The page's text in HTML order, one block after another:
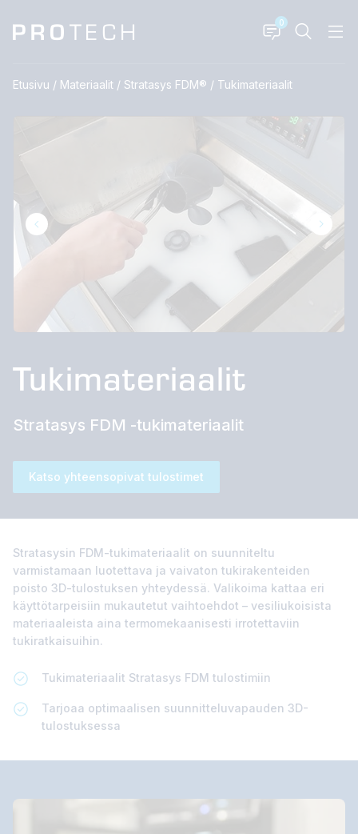
0
Etusivu / Materiaalit / Stratasys FDM® / Tukimateriaalit
Tukimateriaalit
Stratasys FDM -tukimateriaalit
Katso yhteensopivat tulostimet
Stratasysin FDM-tukimateriaalit on suunniteltu
varmistamaan luotettava ja vaivaton tukirakenteiden
poisto 3D-tulostuksen yhteydessä. Valikoima kattaa eri
käyttötarpeisiin mukautetut vaihtoehdot – vesiliukoisista
materiaaleista aina termomekaanisesti irrotettaviin
tukiratkaisuihin.
Tukimateriaalit Stratasys FDM tulostimiin
Tarjoaa optimaalisen suunnitteluvapauden 3D-
tulostuksessa